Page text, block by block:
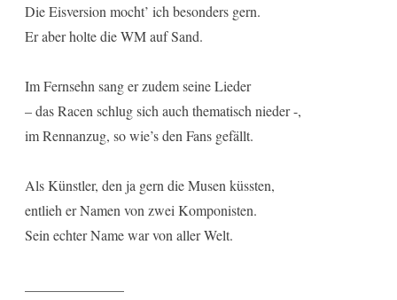
Die Eisversion mocht’ ich besonders gern.
Er aber holte die WM auf Sand.
Im Fernsehn sang er zudem seine Lieder
– das Racen schlug sich auch thematisch nieder -,
im Rennanzug, so wie’s den Fans gefällt.
Als Künstler, den ja gern die Musen küssten,
entlieh er Namen von zwei Komponisten.
Sein echter Name war von aller Welt.